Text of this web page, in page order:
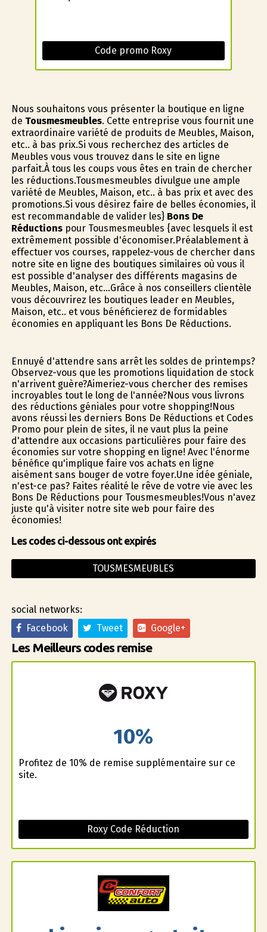
Code promo Roxy
Nous souhaitons vous présenter la boutique en ligne
de Tousmesmeubles. Cette entreprise vous fournit une
extraordinaire variété de produits de Meubles, Maison,
etc.. à bas prix.Si vous recherchez des articles de
Meubles vous vous trouvez dans le site en ligne
parfait.À tous les coups vous êtes en train de chercher
les réductions.Tousmesmeubles divulgue une ample
variété de Meubles, Maison, etc.. à bas prix et avec des
promotions.Si vous désirez faire de belles économies, il
est recommandable de valider les} Bons De
Réductionspour Tousmesmeubles {avec lesquels il est
extrêmement possible d'économiser.Préalablement à
effectuer vos courses, rappelez-vous de chercher dans
notre site en ligne des boutiques similaires où vous il
est possible d'analyser des différents magasins de
Meubles, Maison, etc...Grâce à nos conseillers clientèle
vous découvrirez les boutiques leader en Meubles,
Maison, etc.. et vous bénéficierez de formidables
économies en appliquant les Bons De Réductions.
Ennuyé d'attendre sans arrêt les soldes de printemps?
Observez-vous que les promotions liquidation de stock
n'arrivent guère?Aimeriez-vous chercher des remises
incroyables tout le long de l'année?Nous vous livrons
des réductions géniales pour votre shopping!Nous
avons réussi les derniers Bons De Réductions et Codes
Promo pour plein de sites, il ne vaut plus la peine
d'attendre aux occasions particulières pour faire des
économies sur votre shopping en ligne! Avec l'énorme
bénéfice qu'implique faire vos achats en ligne
aisément sans bouger de votre foyer.Une idée géniale,
n'est-ce pas? Faites réalité le rêve de votre vie avec les
Bons De Réductions pour Tousmesmeubles!Vous n'avez
juste qu'à visiter notre site web pour faire des
économies!
Les codes ci-dessous ont expirés
TOUSMESMEUBLES
social networks:
Facebook
Tweet Google+
Les Meilleurs codes remise
10%
Profitez de 10% de remise supplémentaire sur ce
site.
Roxy Code Réduction